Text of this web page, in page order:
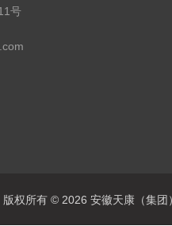
号
版权所有 © 2026 安徽天康（集